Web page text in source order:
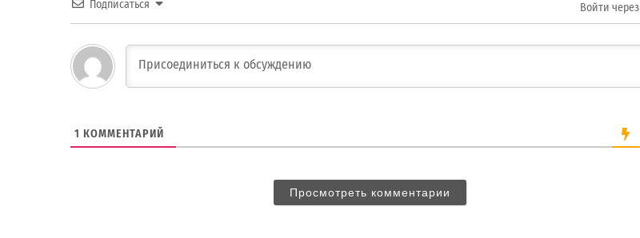
Подписаться Войти через
1 КОММЕНТАРИЙ
Просмотреть комментарии